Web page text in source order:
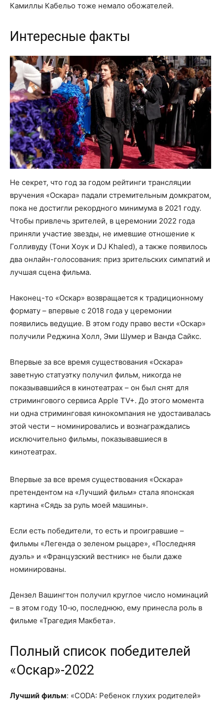
Камиллы Кабельо тоже немало обожателей.
Интересные факты
Не секрет, что год за годом рейтинги трансляции
вручения «Оскара» падали стремительным домкратом,
пока не достигли рекордного минимума в 2021 году.
Чтобы привлечь зрителей, в церемонии 2022 года
приняли участие звезды, не имевшие отношение к
Голливуду (Тони Хоук и DJ Khaled), а также появилось
два онлайн-голосования: приз зрительских симпатий и
лучшая сцена фильма.
Наконец-то «Оскар» возвращается к традиционному
формату – впервые с 2018 года у церемонии
появились ведущие. В этом году право вести «Оскар»
получили Реджина Холл, Эми Шумер и Ванда Сайкс.
Впервые за все время существования «Оскара»
заветную статуэтку получил фильм, никогда не
показывавшийся в кинотеатрах – он был снят для
стримингового сервиса Apple TV+. До этого момента
ни одна стриминговая кинокомпания не удостаивалась
этой чести – номинировались и вознаграждались
исключительно фильмы, показывавшиеся в
кинотеатрах.
Впервые за все время существования «Оскара»
претендентом на «Лучший фильм» стала японская
картина «Сядь за руль моей машины».
Если есть победители, то есть и проигравшие –
фильмы «Легенда о зеленом рыцаре», «Последняя
дуэль» и «Французский вестник» не были даже
номинированы.
Дензел Вашингтон получил круглое число номинаций
– в этом году 10-ю, последнюю, ему принесла роль в
фильме «Трагедия Макбета».
Полный список победителей
«Оскар»-2022
Лучший фильм: «CODA: Ребенок глухих родителей»